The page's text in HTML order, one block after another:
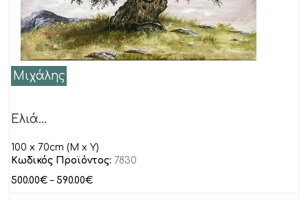
Μιχάλης
Ελιά…
100 x 70cm (M x Y)
Κωδικός Προϊόντος: 7830
500.00€ – 590.00€